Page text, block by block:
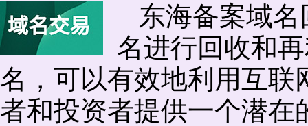
东海备案域
名进行回收和
名，可以有效地利用互联
者和投资者提供一个潜在